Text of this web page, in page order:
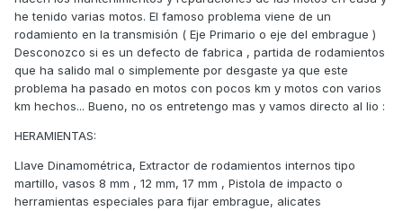
he tenido varias motos. El famoso problema viene de un
rodamiento en la transmisión ( Eje Primario o eje del embrague )
Desconozco si es un defecto de fabrica , partida de rodamientos
que ha salido mal o simplemente por desgaste ya que este
problema ha pasado en motos con pocos km y motos con varios
km hechos... Bueno, no os entretengo mas y vamos directo al lio :
HERAMIENTAS:
Llave Dinamométrica, Extractor de rodamientos internos tipo
martillo, vasos 8 mm , 12 mm, 17 mm , Pistola de impacto o
herramientas especiales para fijar embrague, alicates